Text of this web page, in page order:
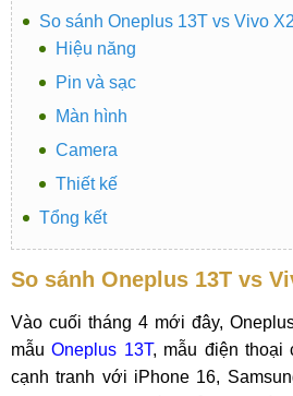
So sánh Oneplus 13T vs Vivo
Hiệu năng
Pin và sạc
Màn hình
Camera
Thiết kế
Tổng kết
So sánh Oneplus 13T vs
Vào cuối tháng 4 mới đây,
mẫuOneplus 13T, mẫu điện thoại
cạnh tranh với iPhone 16,